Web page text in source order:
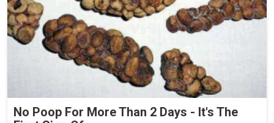
No Poop For More Than 2 Days - It's The